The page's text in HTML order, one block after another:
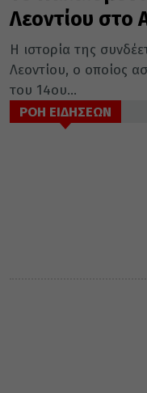
Λεοντίου στο
Η ιστορία της
Λεοντίου, ο οποίος
του 14ου...
ΡΟΗ ΕΙΔΗΣΕΩΝ